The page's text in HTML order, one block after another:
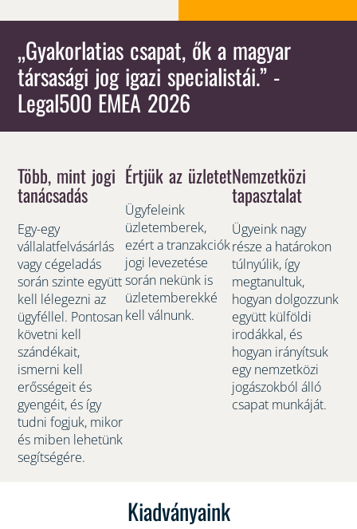
„Gyakorlatias csapat, ők a magyar
társasági jog igazi specialistái.” -
Legal500 EMEA 2026
Több, mint jogi
tanácsadás
Egy-egy
vállalatfelvásárlás
vagy cégeladás
során szinte együtt
kell lélegezni az
ügyféllel. Pontosan
követni kell
szándékait,
ismerni kell
erősségeit és
gyengéit, és így
tudni fogjuk, mikor
és miben lehetünk
segítségére.
Értjük az üzletet
Ügyfeleink
üzletemberek,
ezért a tranzakciók
jogi levezetése
során nekünk is
üzletemberekké
kell válnunk.
Nemzetközi
tapasztalat
Ügyeink nagy
része a határokon
túlnyúlik, így
megtanultuk,
hogyan dolgozzunk
együtt külföldi
irodákkal, és
hogyan irányítsuk
egy nemzetközi
jogászokból álló
csapat munkáját.
Kiadványaink